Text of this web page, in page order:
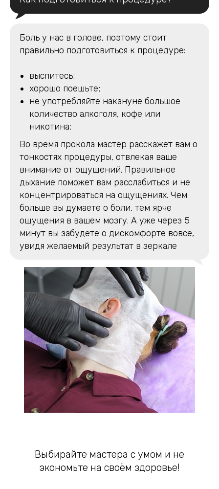
Боль у нас в голове, поэтому стоит
правильно подготовиться к процедуре:
выспитесь;
хорошо поешьте;
не употребляйте накануне большое
количество алкоголя, кофе или
никотина;
Во время прокола мастер расскажет вам о
тонкостях процедуры, отвлекая ваше
внимание от ощущений. Правильное
дыхание поможет вам расслабиться и не
концентрироваться на ощущениях. Чем
больше вы думаете о боли, тем ярче
ощущения в вашем мозгу. А уже через 5
минут вы забудете о дискомфорте вовсе,
увидя желаемый результат в зеркале
Выбирайте мастера с умом и не
экономьте на своём здоровье!